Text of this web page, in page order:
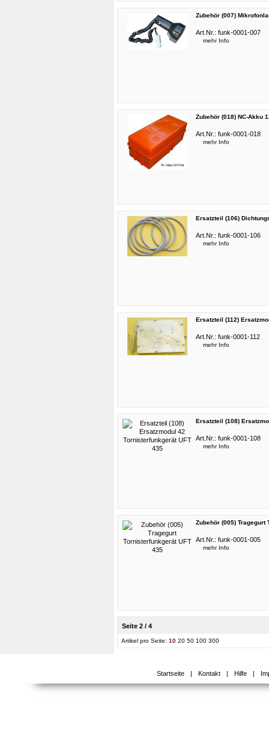
Zubehör (007)
Art.Nr.: funk-0001-007
mehr Info
Zubehör (018) NC-Akku
Art.Nr.: funk-0001-018
mehr Info
Ersatzteil (106)
Art.Nr.: funk-0001-106
mehr Info
Ersatzteil (112)
Art.Nr.: funk-0001-112
mehr Info
Ersatzteil (108)
Art.Nr.: funk-0001-108
mehr Info
Zubehör (005) Tragegurt
Art.Nr.: funk-0001-005
mehr Info
Seite 2 / 4
Artikel pro Seite: 10 20 50 100 300
Startseite | Kontakt | Hilfe |